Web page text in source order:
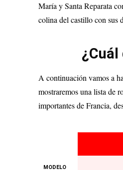
María y Santa Reparata
colina del castillo con sus
A continuación vamos a
mostraremos una lista de
importantes de Francia,
MODELO